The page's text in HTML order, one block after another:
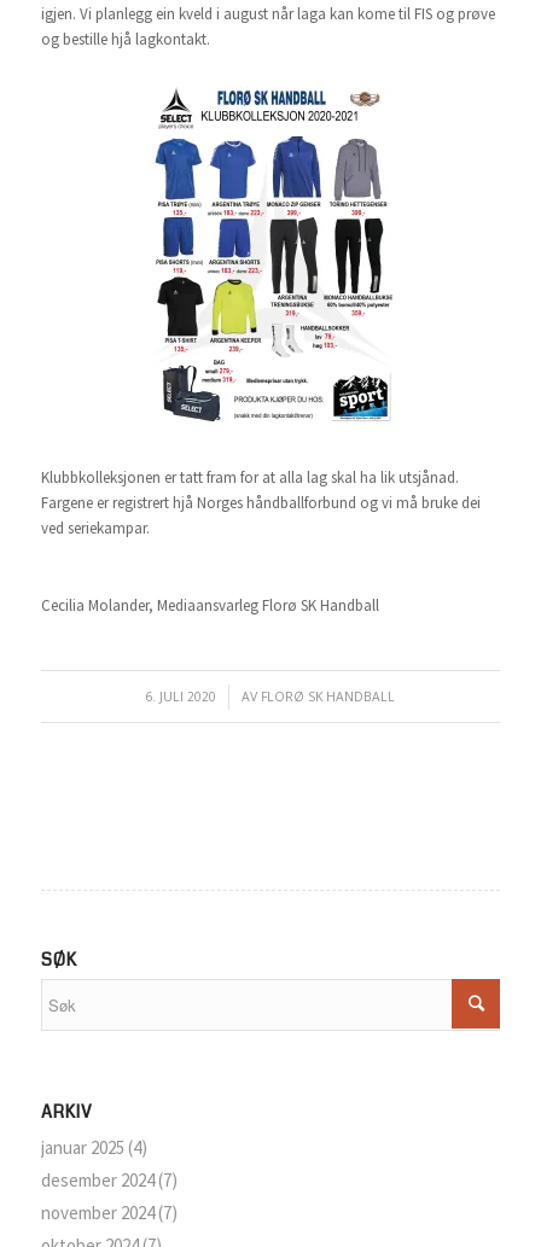
igjen. Vi planlegg ein kveld i august når laga kan kome til FIS og prøve
og bestille hjå lagkontakt.
Klubbkolleksjonen er tatt fram for at alla lag skal ha lik utsjånad.
Fargene er registrert hjå Norges håndballforbund og vi må bruke dei
ved seriekampar.
Cecilia Molander, Mediaansvarleg Florø SK Handball
6. JULI 2020
/ AV FLORØ SK HANDBALL
SØK
ARKIV
januar 2025 (4)
desember 2024(7)
november 2024(7)